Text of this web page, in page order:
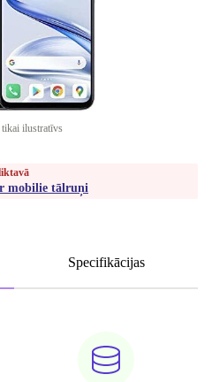
ilustratīvs
mobilie tālruņi
Specifikācijas